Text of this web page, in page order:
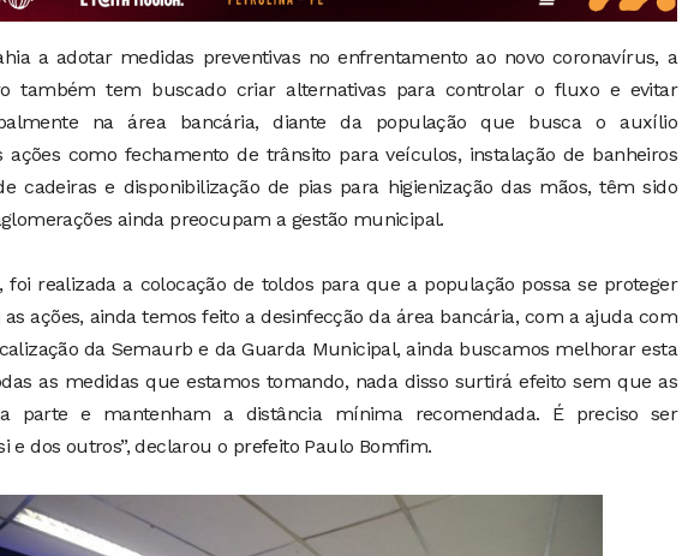
a adotar medidas preventivas no enfrentamento ao novo coronavírus, a
também tem buscado criar alternativas para controlar o fluxo e evitar
na área bancária, diante da população que busca o auxílio
ações como fechamento de trânsito para veículos, instalação de banheiros
cadeiras e disponibilização de pias para higienização das mãos, têm sido
ainda preocupam a gestão municipal.
foi realizada a colocação de toldos para que a população possa se proteger
as ações, ainda temos feito a desinfecção da área bancária, com a ajuda com
da Semaurb e da Guarda Municipal, ainda buscamos melhorar esta
as medidas que estamos tomando, nada disso surtirá efeito sem que as
parte e mantenham a distância mínima recomendada. É preciso ser
e dos outros”, declarou o prefeito Paulo Bomfim.